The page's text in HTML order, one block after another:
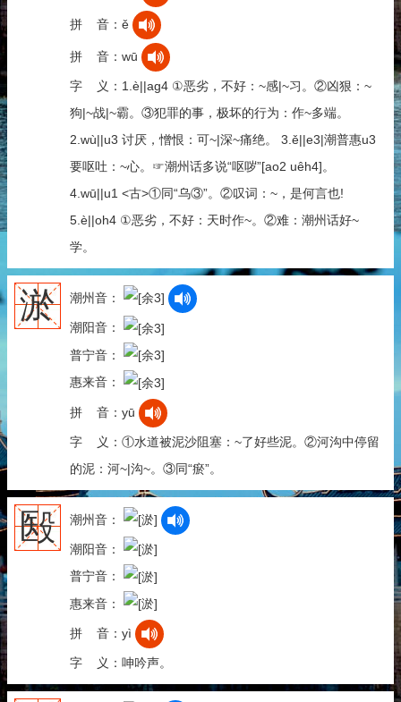
拼 音：ě
拼 音：wū
字 义：1.è||ag4 ①恶劣，不好：~感|~习。②凶狠：~
狗|~战|~霸。③犯罪的事，极坏的行为：作~多端。
2.wù||u3 讨厌，憎恨：可~|深~痛绝。 3.ě||e3|潮普惠u3
要呕吐：~心。☞潮州话多说“呕哕”[ao2 uêh4]。
4.wū||u1 <古>①同“乌③”。②叹词：~，是何言也!
5.è||oh4 ①恶劣，不好：天时作~。②难：潮州话好~
学。
淤 潮州音：
潮阳音：
普宁音：
惠来音：
拼 音：yū
字 义：①水道被泥沙阻塞：~了好些泥。②河沟中停留
的泥：河~|沟~。③同“瘀”。
殹 潮州音：
潮阳音：
普宁音：
惠来音：
拼 音：yì
字 义：呻吟声。